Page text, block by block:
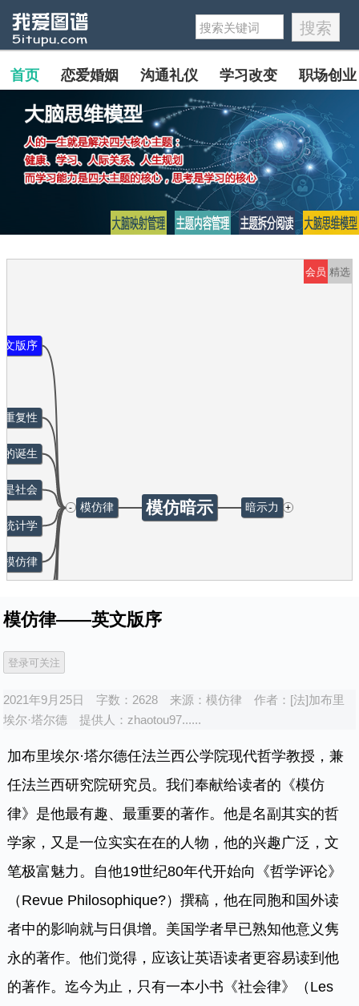
首页 恋爱婚姻 沟通礼仪 学习改变 职场创业
精选
会员
模仿暗示
- 模仿律
版序
重复性
的诞生
是社会
统计学
模仿律
结语
塔尔德
+
暗示力
模仿律——英文版序
2021年9月25日 字数：2628 来源：模仿律 作者： [法]加布里
埃尔·塔尔德
提供人： zhaotou97......
加布里埃尔·塔尔德任法兰西公学院现代哲学教授，兼
任法兰西研究院研究员。我们奉献给读者的《模仿
律》是他最有趣、最重要的著作。他是名副其实的哲
学家，又是一位实实在在的人物，他的兴趣广泛，文
笔极富魅力。自他19世纪80年代开始向《哲学评论》
（ Revue Philosophique?）撰稿，他在同胞和国外读
者中的影响就与日俱增。美国学者早已熟知他意义隽
永的著作。他们觉得，应该让英语读者更容易读到他
的著作。迄今为止，只有一本小书《社会律》（ Les